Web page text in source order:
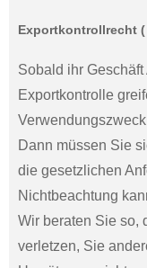
Exportkontrollrecht
Sobald ihr
Exportkontrolle
Dann müssen Sie
die gesetzlichen
Nichtbeachtung
Wir beraten Sie so,
verletzen, Sie